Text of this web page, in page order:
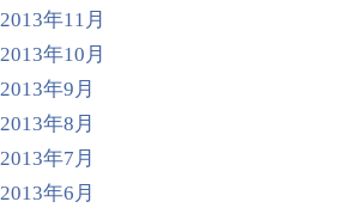
2013年11月
2013年10月
2013年9月
2013年8月
2013年7月
2013年6月